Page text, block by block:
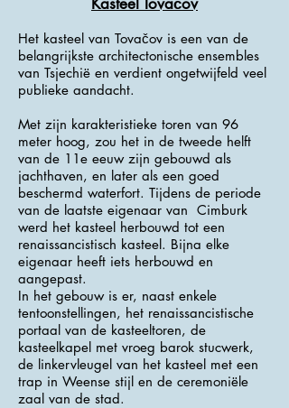
Het kasteel van Tovačov is een van de
belangrijkste architectonische ensembles
van Tsjechië en verdient ongetwijfeld veel
publieke aandacht.
Met zijn karakteristieke toren van 96
meter hoog, zou het in de tweede helft
van de 11e eeuw zijn gebouwd als
jachthaven, en later als een goed
beschermd waterfort. Tijdens de periode
van de laatste eigenaar van Cimburk
werd het kasteel herbouwd tot een
renaissancistisch kasteel. Bijna elke
eigenaar heeft iets herbouwd en
aangepast.
In het gebouw is er, naast enkele
tentoonstellingen, het renaissancistische
portaal van de kasteeltoren, de
kasteelkapel met vroeg barok stucwerk,
de linkervleugel van het kasteel met een
trap in Weense stijl en de ceremoniële
zaal van de stad.